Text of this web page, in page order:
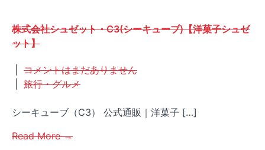
株式会社シュゼット・C3(シーキューブ)【洋菓子シュゼ
ット】
コメントはまだありません
旅行・グルメ
シーキューブ（C3） 公式通販｜洋菓子 […]
Read More →